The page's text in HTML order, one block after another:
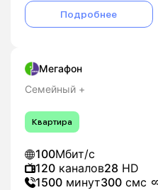
Подробнее
Мегафон
Семейный +
Квартира
100Мбит/с
120 каналов28 HD
1500 минут300 смс